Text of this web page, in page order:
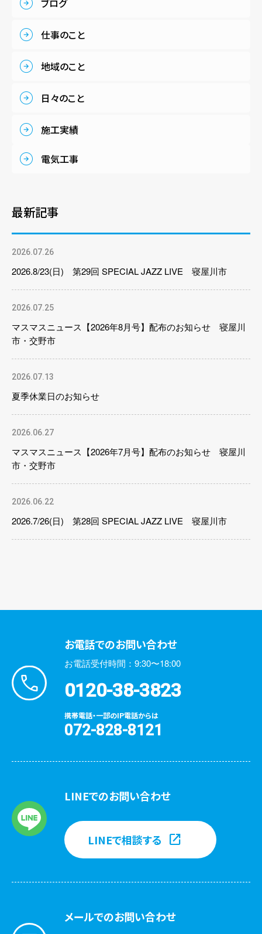
仕事のこと
地域のこと
日々のこと
施工実績
電気工事
最新記事
2026.07.26
2026.8/23(日) 第29回 SPECIAL JAZZ LIVE 寝屋川市
2026.07.25
マスマスニュース【2026年8月号】配布のお知らせ 寝屋川
市・交野市
2026.07.13
夏季休業日のお知らせ
2026.06.27
マスマスニュース【2026年7月号】配布のお知らせ 寝屋川
市・交野市
2026.06.22
2026.7/26(日) 第28回 SPECIAL JAZZ LIVE 寝屋川市
お電話でのお問い合わせ
お電話受付時間：9:30〜18:00
0120-38-3823
携帯電話・一部のIP電話からは
072-828-8121
LINEでのお問い合わせ
LINEで相談する
メールでのお問い合わせ